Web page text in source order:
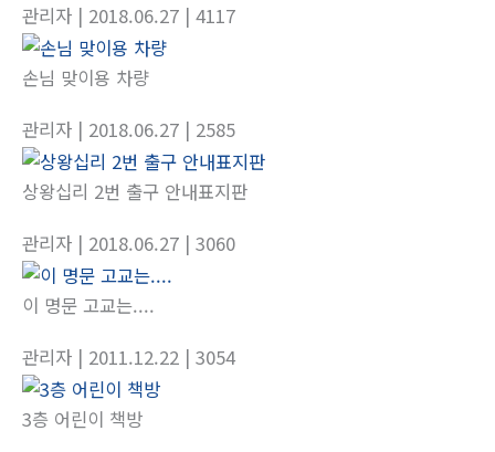
관리자 | 2018.06.27 | 4117
손님 맞이용 차량
관리자 | 2018.06.27 | 2585
상왕십리 2번 출구 안내표지판
관리자 | 2018.06.27 | 3060
이 명문 고교는....
관리자 | 2011.12.22 | 3054
3층 어린이 책방